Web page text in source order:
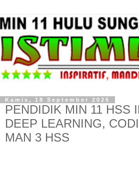
Kamis, 18 September 2025
PENDIDIK MIN 11 HSS
DEEP LEARNING,
MAN 3 HSS